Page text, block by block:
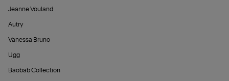
Jeanne Vouland
Autry
Vanessa Bruno
Ugg
Baobab Collection